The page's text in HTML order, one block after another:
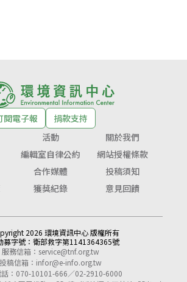
閱電子報
捐款支持
活動
關於我們
編輯室自律公約
網站授權條款
合作媒體
投稿須知
獲獎紀錄 意見回饋
2026 環境資訊中心 版權所有
募字號： 衛部救字第1141364365號
服務信箱： service@tnf.org.tw
投稿信箱： infor@e-info.org.tw
：070-10101-666／02-2910-6000